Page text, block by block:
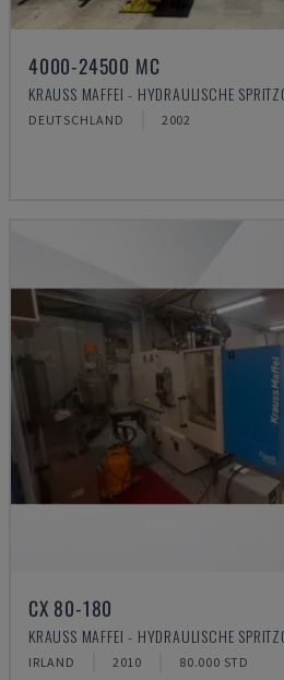
4000-24500 MC
KRAUSS MAFFEI - HYDRAULISCHE
DEUTSCHLAND 2002
CX 80-180
KRAUSS MAFFEI - HYDRAULISCHE
IRLAND 2010 80.000 STD